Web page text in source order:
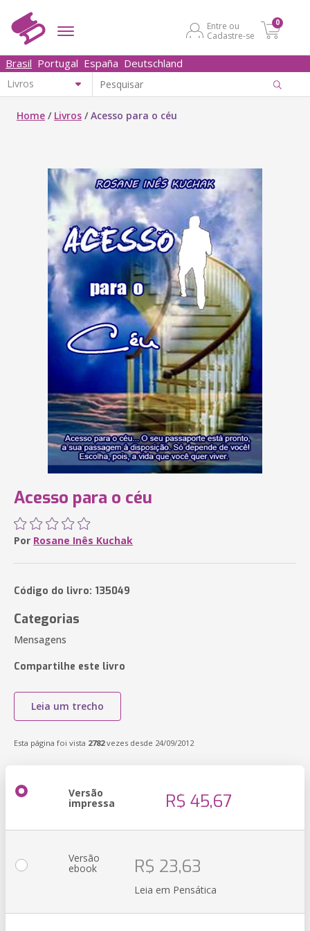
Entre ou
Cadastre-se
0
Brasil Portugal España Deutschland
Home / Livros /Acesso para o céu
Acesso para o céu
Por Rosane Inês Kuchak
Código do livro: 135049
Categorias
Mensagens
Compartilhe este livro
Leia um trecho
Esta página foi vista 2782vezes desde 24/09/2012
Versão
impressa R$ 45,67
Versão
ebook R$ 23,63
Leia em Pensática